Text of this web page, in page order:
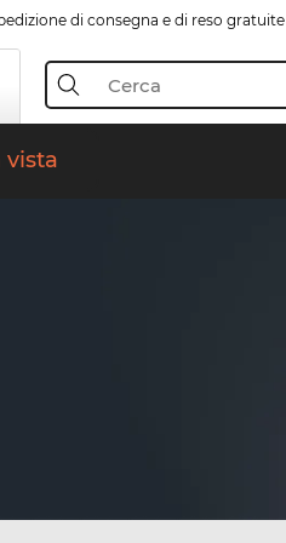
di consegna e di reso gratuite
vista